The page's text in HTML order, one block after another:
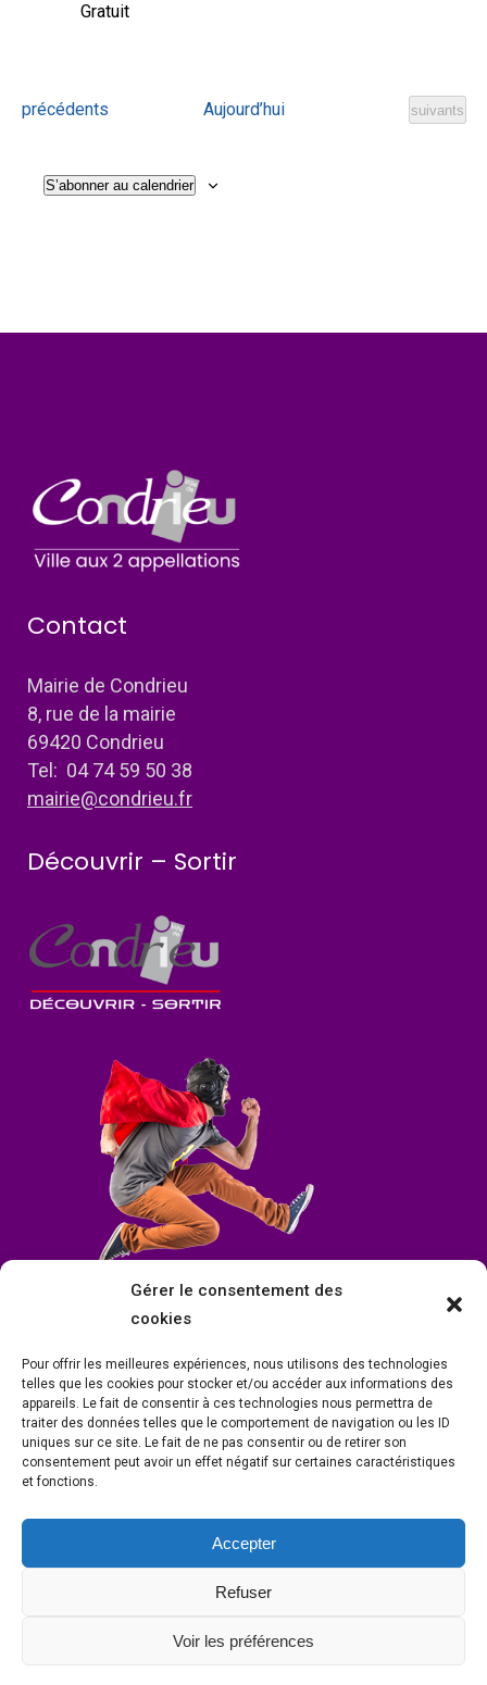
Gérer le consentement des
cookies
Pour offrir les meilleures expériences, nous utilisons des technologies
telles que les cookies pour stocker et/ou accéder aux informations des
appareils. Le fait de consentir à ces technologies nous permettra de
traiter des données telles que le comportement de navigation ou les ID
uniques sur ce site. Le fait de ne pas consentir ou de retirer son
consentement peut avoir un effet négatif sur certaines caractéristiques
et fonctions.
Accepter
Refuser
Voir les préférences
Gratuit
Évènements
précédents Aujourd’hui suivants
S’abonner au calendrier
Contact
Mairie de Condrieu
8, rue de la mairie
69420 Condrieu
Tel: 04 74 59 50 38
mairie@condrieu.fr
Découvrir – Sortir
Mairie de Condrieu | Copyright © 2023 |Mentions légales|Politique de
confidentialité
Photographe